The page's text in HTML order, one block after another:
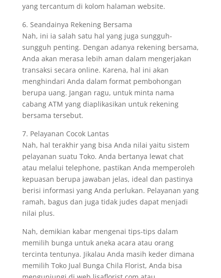
yang tercantum di kolom halaman website.
6. Seandainya Rekening Bersama
Nah, ini ia salah satu hal yang juga sungguh-
sungguh penting. Dengan adanya rekening bersama,
Anda akan merasa lebih aman dalam mengerjakan
transaksi secara online. Karena, hal ini akan
menghindari Anda dalam format pembohongan
berupa uang. Jangan ragu, untuk minta nama
cabang ATM yang diaplikasikan untuk rekening
bersama tersebut.
7. Pelayanan Cocok Lantas
Nah, hal terakhir yang bisa Anda nilai yaitu sistem
pelayanan suatu Toko. Anda bertanya lewat chat
atau melalui telephone, pastikan Anda memperoleh
kepuasan berupa jawaban jelas, ideal dan pastinya
berisi informasi yang Anda perlukan. Pelayanan yang
ramah, bagus dan juga tidak judes dapat menjadi
nilai plus.
Nah, demikian kabar mengenai tips-tips dalam
memilih bunga untuk aneka acara atau orang
tercinta tentunya. Jikalau Anda masih keder dimana
memilih Toko Jual Bunga Chila Florist, Anda bisa